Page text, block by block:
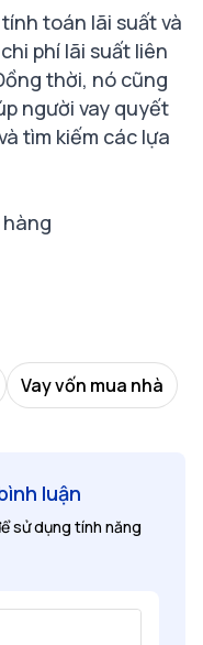
toán lãi suất và
phí lãi suất liên
thời, nó cũng
người vay quyết
tìm kiếm các lựa
Vay vốn mua nhà
luận
sử dụng tính năng